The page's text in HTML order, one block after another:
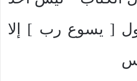
[ يسوع رب ] إلا